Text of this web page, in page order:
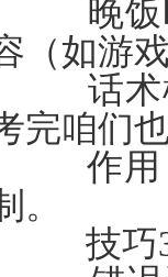
晚饭时
（如游
话术模
完咱们
作用：
。
技巧3